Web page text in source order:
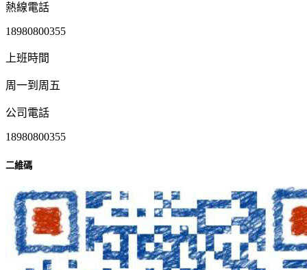
熱線電話
18980800355
上班時間
周一到周五
公司電話
18980800355
二維碼